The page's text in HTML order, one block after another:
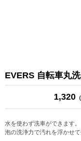
EVERS 自転車丸
1,320
水を使わず洗車ができます
泡の洗浄力で汚れを浮かせて